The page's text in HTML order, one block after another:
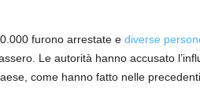
furono arrestate e diverse
Le autorità hanno accusato
come hanno fatto nelle